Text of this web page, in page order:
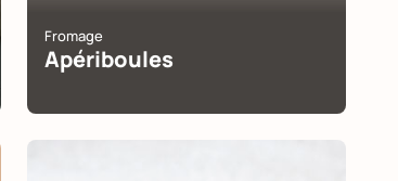
Fromage
Apériboules